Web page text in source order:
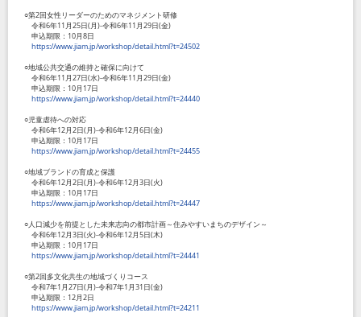
○第2回女性リーダーのためのマネジメント研修
令和6年11月25日(月)-令和6年11月29日(金)
申込期限： 10月8日
https://www.jiam.jp/workshop/detail.html?t=24502
○地域公共交通の維持と確保に向けて
令和6年11月27日(水)-令和6年11月29日(金)
申込期限： 10月 17日
https://www.jiam.jp/workshop/detail.html?t=24440
○児童虐待への対応
令和6年12月2日(月)-令和6年12月6日(金)
申込期限： 10月 17日
https://www.jiam.jp/workshop/detail.html?t=24455
○地域ブランドの育成と保護
令和6年12月2日(月)-令和6年12月3日(火)
申込期限： 10月 17日
https://www.jiam.jp/workshop/detail.html?t=24447
○人口減少を前提とした未来志向の都市計画～住みやすいまちのデザイン～
令和6年12月3日(火)-令和6年12月5日(木)
申込期限： 10月 17日
https://www.jiam.jp/workshop/detail.html?t=24441
○第2回多文化共生の地域づくりコース
令和7年1月27日(月)-令和7年1月31日(金)
申込期限： 12月2日
https://www.jiam.jp/workshop/detail.html?t=24211